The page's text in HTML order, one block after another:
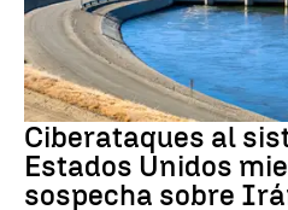
Guerra Irán
Ciberataques al
Estados Unidos
sospecha sobre